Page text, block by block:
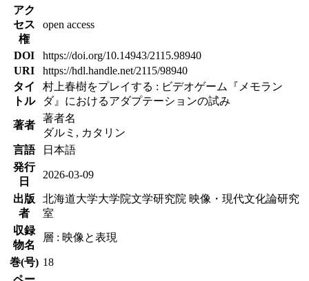
アク
セス
権
open access
DOI
https://doi.org/10.14943/2115.98940
URI
https://hdl.handle.net/2115/98940
タイ
トル
村上春樹をプレイする : ビデオゲーム『メモラン
ダ』におけるアダプテーションの試み
著者
著者名
ダルミ, カタリン
言語
日本語
発行
日
2026-03-09
出版
者
北海道大学大学院文学研究院 映像・現代文化論研究
室
収録
物名
層 : 映像と表現
巻(号) 18